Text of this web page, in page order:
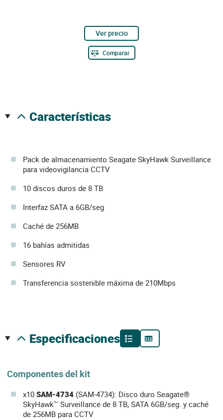
Ver precio
Comparar
características
Pack de almacenamiento Seagate SkyHawk Surveillance
para videovigilancia CCTV
10 discos duros de 8 TB
Interfaz SATA a 6GB/seg
Caché de 256MB
16 bahías admitidas
Sensores RV
Transferencia sostenible máxima de 210Mbps
especificaciones
Componentes del kit
x10 SAM-4734 (SAM-4734): Disco duro Seagate®
SkyHawk™ Surveillance de 8 TB, SATA 6GB/seg. y caché
de 256MB para CCTV